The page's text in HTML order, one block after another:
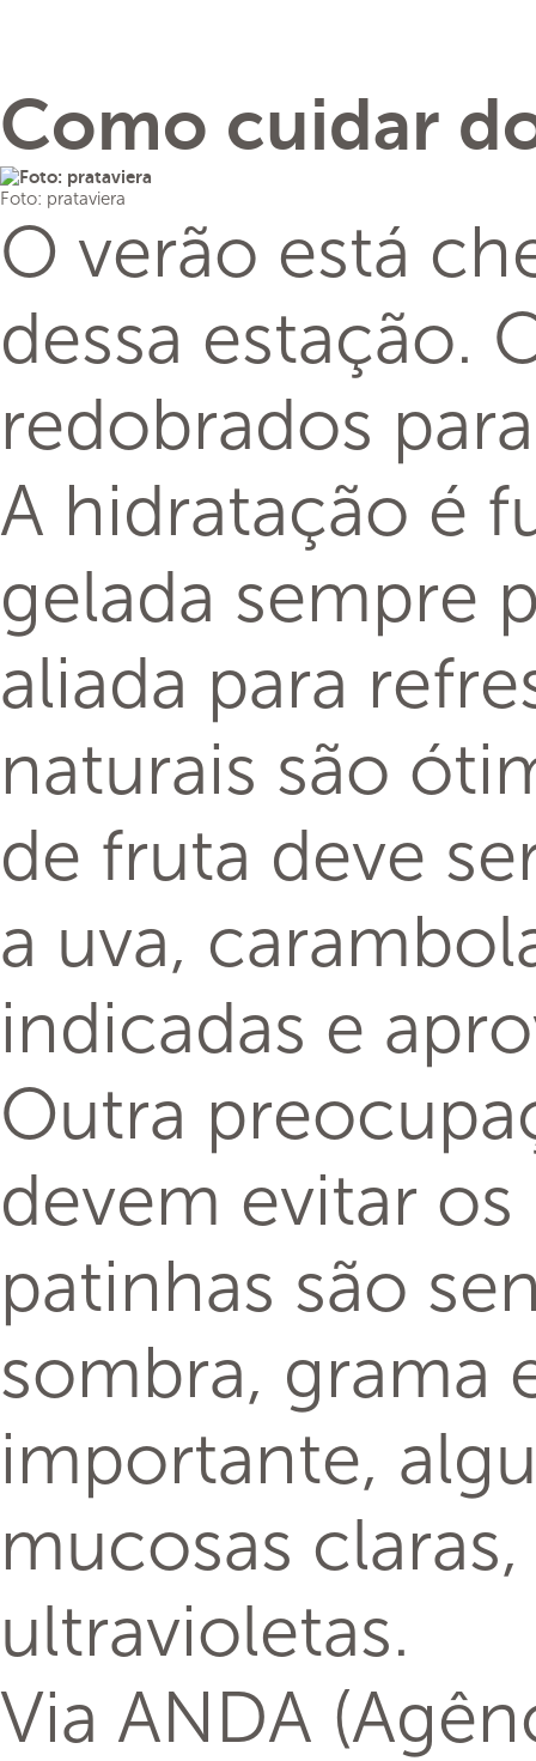
Como cuidar
Foto: prataviera
O verão está
dessa estação.
redobrados
A hidratação é
gelada sempre
aliada para
naturais são
de fruta deve
a uva,
indicadas e
Outra
devem evitar
patinhas são
sombra, grama
importante,
mucosas
ultravioletas.
Via ANDA